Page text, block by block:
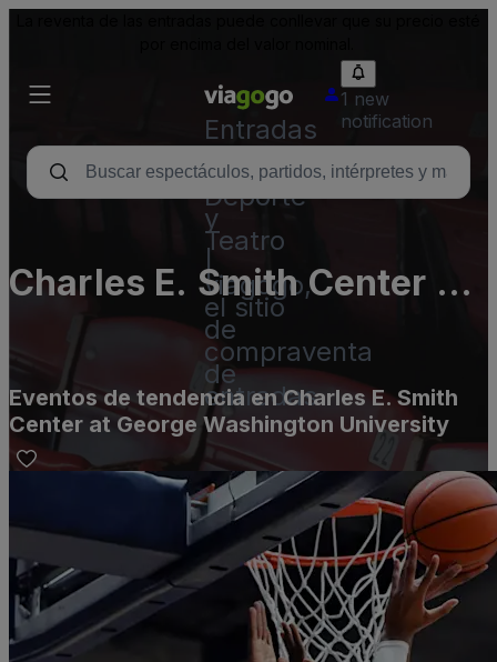
Entradas
para
Conciertos,
Deporte
y
Teatro
|
viagogo,
el sitio
de
compraventa
de
entradas
1 new
notification
Charles E. Smith Center at
George Washington
University
Eventos de tendencia en Charles E. Smith
Center at George Washington University